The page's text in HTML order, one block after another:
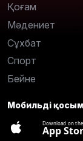
Қоғам
Мәдениет
Сұхбат
Спорт
Бейне
Мобильді
Download on the
App